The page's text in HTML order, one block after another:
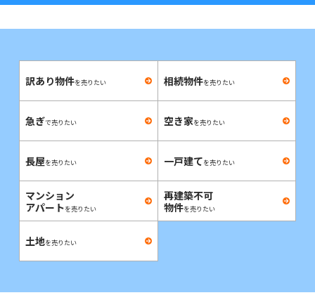
訳あり物件を売りたい 相続物件を売りたい
急ぎで売りたい 空き家を売りたい
長屋を売りたい 一戸建てを売りたい
マンション
アパートを売りたい
再建築不可
物件を売りたい
土地を売りたい